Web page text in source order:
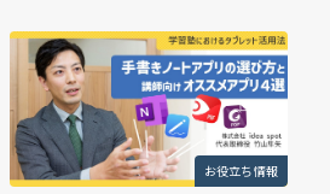
お役立ち情報